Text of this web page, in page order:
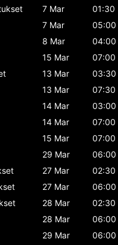
7 Mar
01:30
7 Mar
05:00
8 Mar
04:00
15 Mar
07:00
13 Mar
03:30
13 Mar
07:30
14 Mar
03:00
14 Mar
07:00
15 Mar
07:00
29 Mar
06:00
27 Mar
02:30
27 Mar
06:00
28 Mar
02:30
28 Mar
06:00
29 Mar
06:00